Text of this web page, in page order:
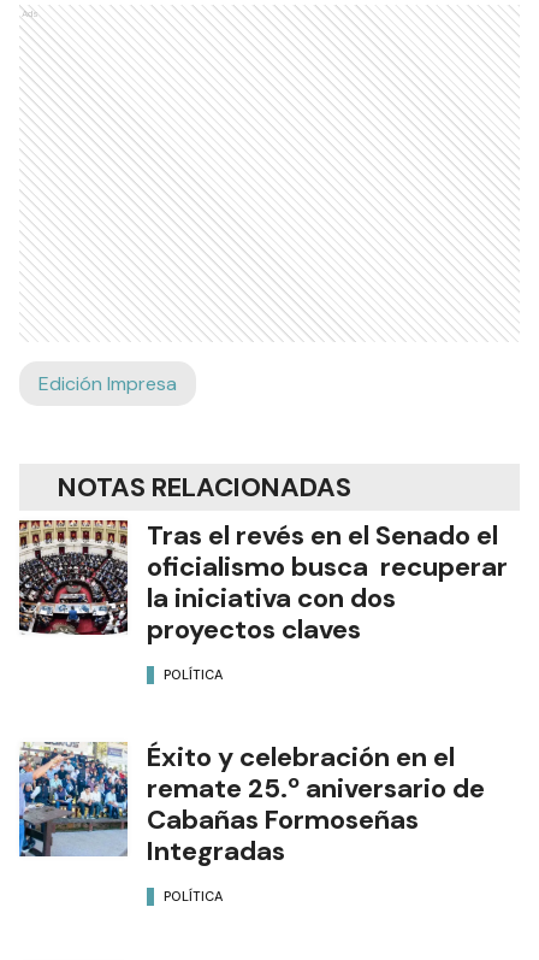
Ads
Edición Impresa
NOTAS RELACIONADAS
Tras el revés en el Senado el
oficialismo busca recuperar
la iniciativa con dos
proyectos claves
POLÍTICA
Éxito y celebración en el
remate 25.º aniversario de
Cabañas Formoseñas
Integradas
POLÍTICA